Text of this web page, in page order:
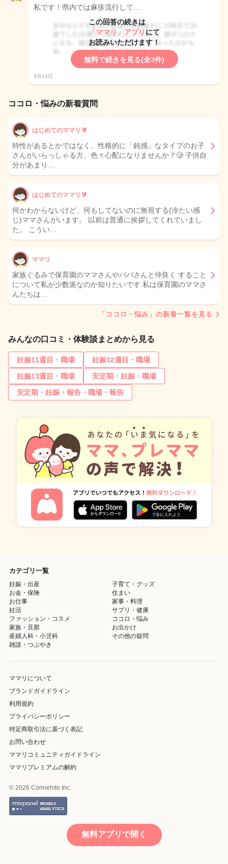
私です！県内では麻疹流行して…
この回答の続きは
「ママリ」アプリ にて
お読みいただけます！
無料で続きを見る(全3件)
3月14日
ココロ・悩みの新着質問
はじめてのママリ🔰
特性があるとかではなく、性格的に「鈍感」なタイプのお子
さんがいらっしゃる方、色々心配になりませんか？🥲 子供自
分があまり…
はじめてのママリ🔰
何かわからないけど、何もしてないのに無視する(冷たい感
じ)ママさんがいます。 以前は普通に挨拶してくれていまし
た。 こうい…
ママリ
家族ぐるみで保育園のママさんやパパさんと仲良く すること
について私が少数派なのか知りたいです 私は保育園のママさ
んたちは…
「ココロ・悩み」の新着一覧を見る
みんなの口コミ・体験談まとめから見る
妊娠11週目・職場
妊娠12週目・職場
妊娠13週目・職場
安定期・妊娠・職場
安定期・妊娠・報告・職場・報告
カテゴリ一覧
妊娠・出産
子育て・グッズ
お金・保険
住まい
お仕事
家事・料理
妊活
サプリ・健康
ファッション・コスメ
ココロ・悩み
家族・旦那
お出かけ
産婦人科・小児科
その他の疑問
雑談・つぶやき
ママリについて
ブランドガイドライン
利用規約
プライバシーポリシー
特定商取引法に基づく表記
お問い合わせ
ママリコミュニティガイドライン
ママリプレミアムの解約
© 2026 Connehito Inc.
無料アプリで開く